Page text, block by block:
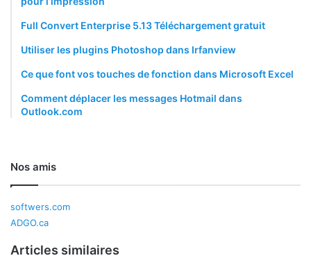
Full Convert Enterprise 5.13 Téléchargement gratuit
Utiliser les plugins Photoshop dans Irfanview
Ce que font vos touches de fonction dans Microsoft Excel
Comment déplacer les messages Hotmail dans
Outlook.com
Nos amis
softwers.com
ADGO.ca
Articles similaires